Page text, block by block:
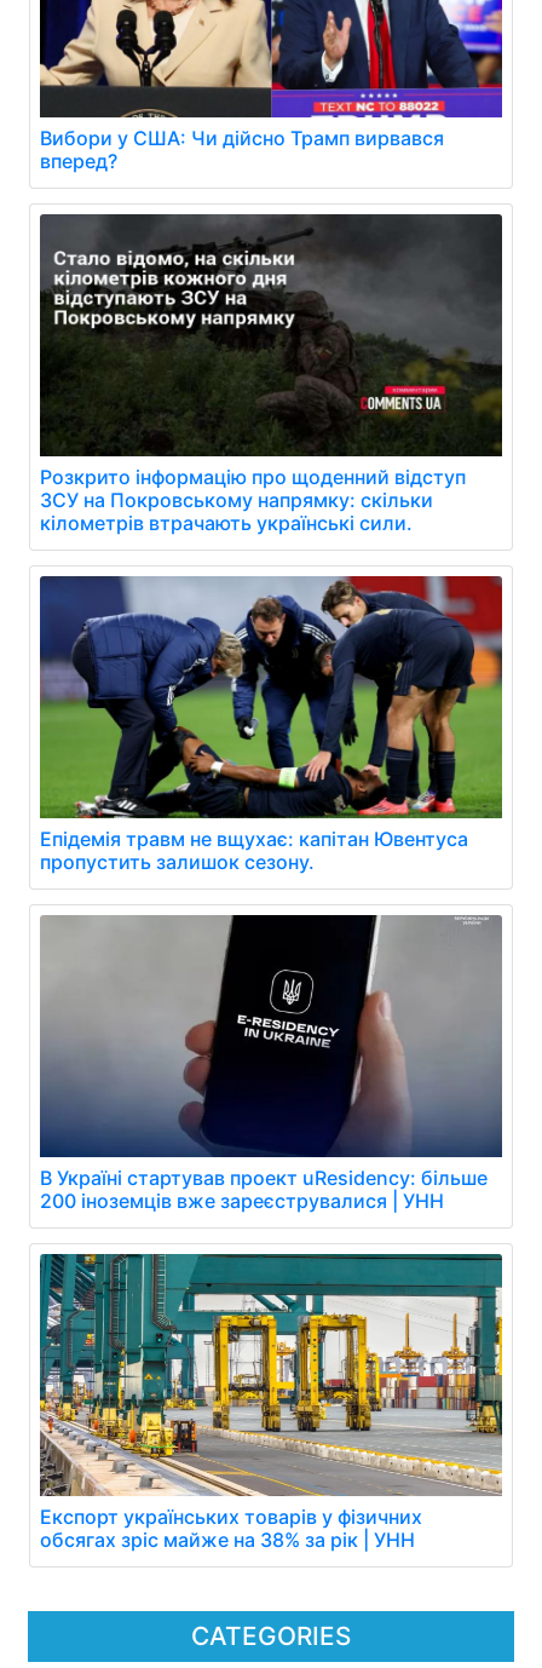
CATEGORIES
Вибори у США: Чи дійсно Трамп вирвався
вперед?
Розкрито інформацію про щоденний відступ
ЗСУ на Покровському напрямку: скільки
кілометрів втрачають українські сили.
Епідемія травм не вщухає: капітан Ювентуса
пропустить залишок сезону.
В Україні стартував проект uResidency: більше
200 іноземців вже зареєструвалися | УНН
Експорт українських товарів у фізичних
обсягах зріс майже на 38% за рік | УНН